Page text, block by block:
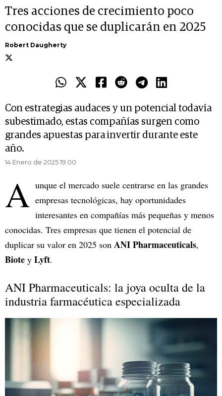
Tres acciones de crecimiento poco
conocidas que se duplicarán en 2025
Robert Daugherty
Con estrategias audaces y un potencial todavía
subestimado, estas compañías surgen como
grandes apuestas para invertir durante este
año.
14 Enero de 2025 19.00
A unque el mercado suele centrarse en las grandes
empresas tecnológicas, hay oportunidades
interesantes en compañías más pequeñas y menos
conocidas. Tres empresas que tienen el potencial de
duplicar su valor en 2025 son ANI Pharmaceuticals,
Biote y Lyft.
ANI Pharmaceuticals: la joya oculta de la
industria farmacéutica especializada